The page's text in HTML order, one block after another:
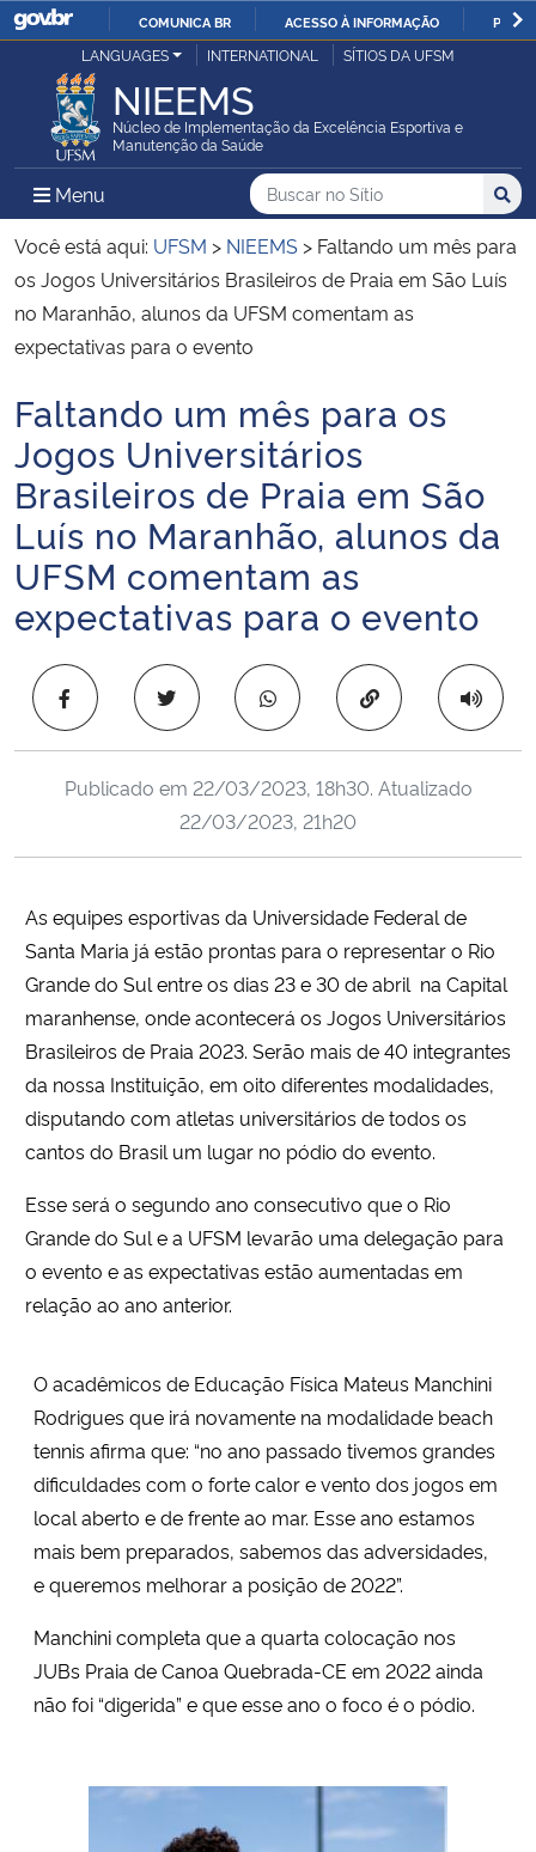
IR
O
COMUNICA BR ACESSO À INFORMAÇÃO
Ministério da Justiça e Segurança Pública
Ministério da Defesa
Ministério das Relações Exteriores
Ministério da Economia
Ministério da Infraestrutura
Ministério da Agricultura, Pecuária e Abastecimento
Ministério da Educação
Ministério da Cidadania
Ministério da Saúde
Ministério de Minas e Energia
Ministério da Ciência, Tecnologia, Inovações e Comunicações
Ministério do Desenvolvimento Regional
Ministério da Mulher, da Família e dos Direitos Humanos
Secretaria-Geral
Advocacia-Geral da União
Banco Central do Brasil
Planalto
LANGUAGES INTERNATIONAL SÍTIOS DA UFSM
NIEEMS
Núcleo de Implementação da Excelência Esportiva e
Manutenção da Saúde
Menu Menu Principal do Sítio
Busca
Buscar no no Sítio
Busca:
Você está aqui: UFSM > NIEEMS > Faltando um mês para
os Jogos Universitários Brasileiros de Praia em São Luís
no Maranhão, alunos da UFSM comentam as
expectativas para o evento
Início do conteúdo
Faltando um mês para os
Jogos Universitários
Brasileiros de Praia em São
Luís no Maranhão, alunos da
UFSM comentam as
expectativas para o evento
Copiar para área
Publicado em 22/03/2023, 18h30. Atualizado
22/03/2023, 21h20
As equipes esportivas da Universidade Federal de
Santa Maria já estão prontas para o representar o Rio
Grande do Sul entre os dias 23 e 30 de abril na Capital
maranhense, ondeacontecerá os Jogos Universitários
Brasileiros de Praia 2023. Serão mais de 40 integrantes
da nossa Instituição, em oito diferentes modalidades,
disputando com atletas universitários de todos os
cantos do Brasil um lugar no pódio do evento.
Esse será o segundo ano consecutivo que o Rio
Grande do Sul e a UFSM levarão uma delegação para
o evento e as expectativas estão aumentadas em
relação ao ano anterior.
O acadêmicos de Educação Física Mateus Manchini
Rodrigues que irá novamente na modalidade beach
tennis afirma que: “no ano passado tivemos grandes
dificuldades com o forte calor e vento dos jogos em
local aberto e de frente ao mar. Esse ano estamos
mais bem preparados, sabemos das adversidades,
e queremos melhorar a posição de 2022”.
Manchini completa que a quarta colocação nos
JUBs Praia de Canoa Quebrada-CE em 2022 ainda
não foi “digerida” e que esse ano o foco é o pódio.